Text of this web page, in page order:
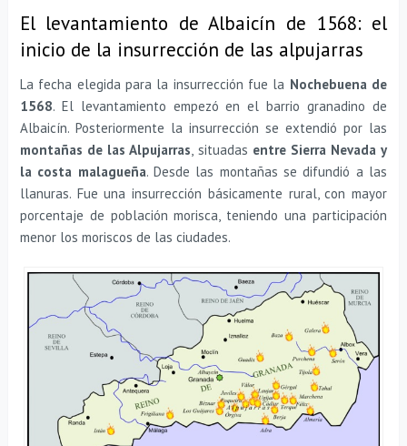
El levantamiento de Albaicín de 1568: el
inicio de la insurrección de las alpujarras
La fecha elegida para la insurrección fue la Nochebuena de
1568. El levantamiento empezó en el barrio granadino de
Albaicín. Posteriormente la insurrección se extendió por las
montañas de las Alpujarras, situadas entre Sierra Nevada y
la costa malagueña. Desde las montañas se difundió a las
llanuras. Fue una insurrección básicamente rural, con mayor
porcentaje de población morisca, teniendo una participación
menor los moriscos de las ciudades.